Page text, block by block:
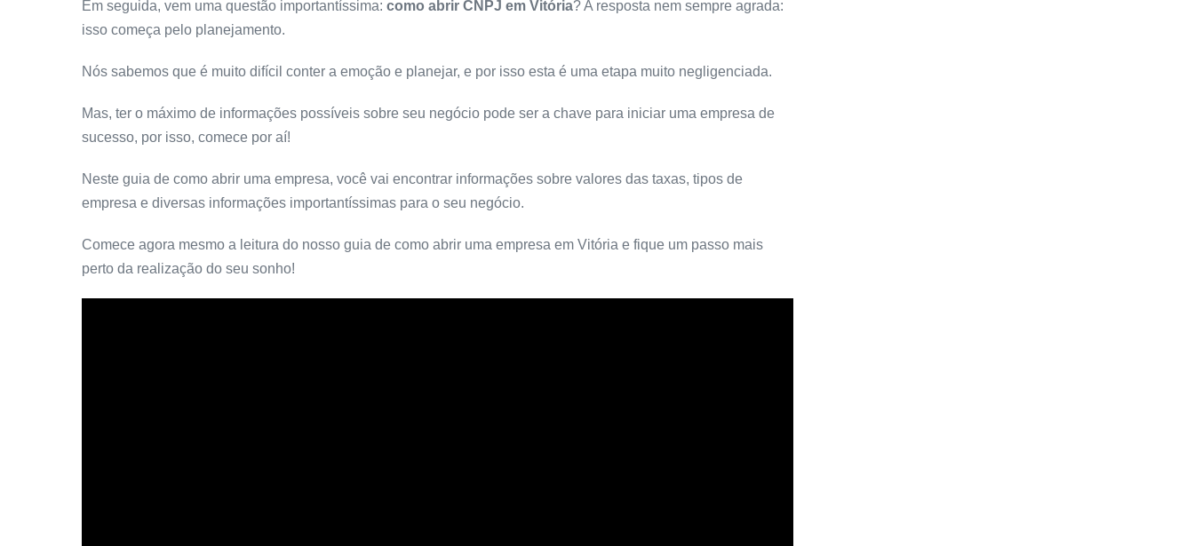
Em seguida, vem uma questão importantíssima: como abrir CNPJ em Vitória? A resposta nem sempre agrada:
isso começa pelo planejamento.
Nós sabemos que é muito difícil conter a emoção e planejar, e por isso esta é uma etapa muito negligenciada.
Mas, ter o máximo de informações possíveis sobre seu negócio pode ser a chave para iniciar uma empresa de
sucesso, por isso, comece por aí!
Neste guia de como abrir uma empresa, você vai encontrar informações sobre valores das taxas, tipos de
empresa e diversas informações importantíssimas para o seu negócio.
Comece agora mesmo a leitura do nosso guia de como abrir uma empresa em Vitória e fique um passo mais
perto da realização do seu sonho!